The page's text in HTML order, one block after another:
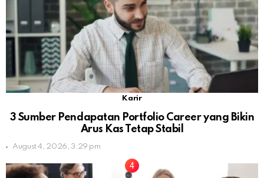
Karir
3 Sumber Pendapatan Portfolio Career yang Bikin
Arus Kas Tetap Stabil
August 4, 2026, 3:29 pm